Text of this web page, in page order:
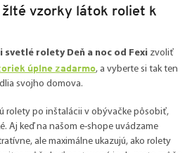
vzorky látok roliet k
svetlé rolety Deň a noc od Fexi zvoliť
úplne zadarmo, a vyberte si tak ten
svojho domova.
rolety po inštalácii v obývačke pôsobiť,
Aj keď na našom e-shope uvádzame
ale maximálne ukazujú, ako rolety